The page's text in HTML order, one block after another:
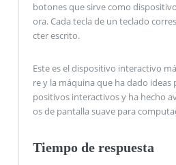
botones que sirve como
ora. Cada tecla de un teclado
cter escrito.
Este es el dispositivo interactivo
re y la máquina que ha dado
positivos interactivos y ha hecho
os de pantalla suave para
Tiempo de respuesta